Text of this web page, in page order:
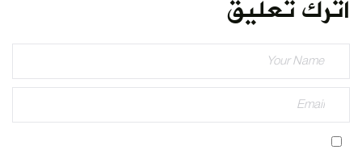
اترك تعليق